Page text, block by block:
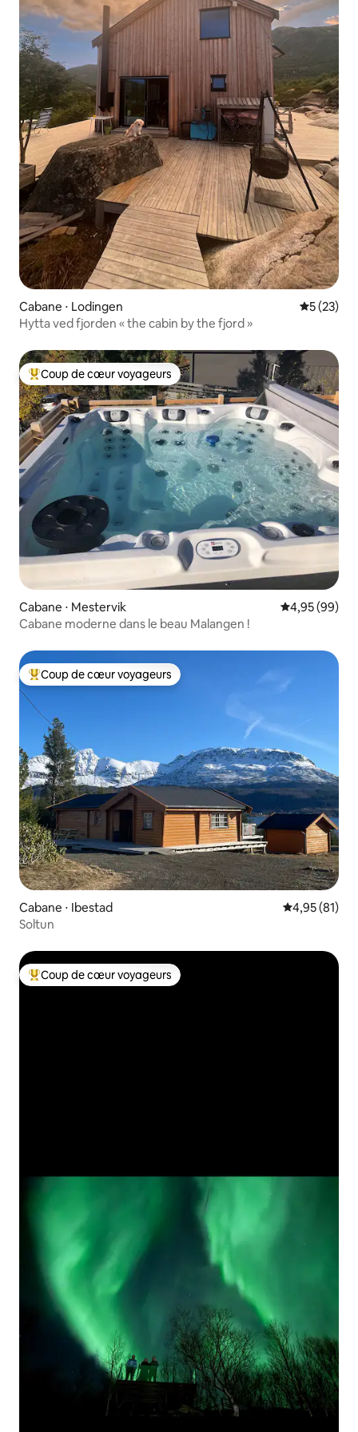
Cabane ⋅ Lodingen
5 (23)
Hytta ved fjorden « the cabin by the fjord »
Coups de cœur voyageurs les plus appréciés
Coup de cœur voyageurs
Cabane ⋅ Mestervik Évaluation
4,95 (99)
Cabane moderne dans le beau Malangen !
Coups de cœur voyageurs les plus appréciés
Coup de cœur voyageurs
Cabane ⋅ Ibestad Évaluation
4,95 (81)
Soltun
Coups de cœur voyageurs les plus appréciés
Coup de cœur voyageurs